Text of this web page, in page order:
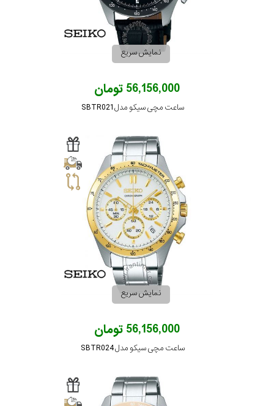
نمایش سریع
56,156,000 تومان
ساعت مچی سیکو مدل SBTR021
نمایش سریع
56,156,000 تومان
ساعت مچی سیکو مدل SBTR024